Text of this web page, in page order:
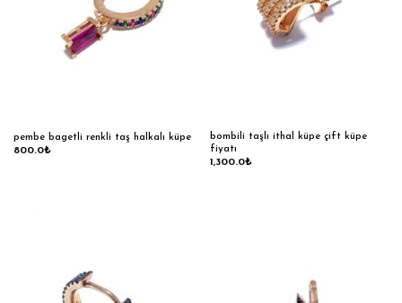
pembe bagetli renkli taş halkalı küpe
800.0₺
bombili taşlı ithal küpe çift küpe
fiyatı
1,300.0₺